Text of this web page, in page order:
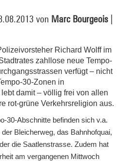
von Marc Bourgeois
Richard Wolff im
zahllose neue Tempo-
verfügt – nicht
30-Zonen in
damit – völlig frei von allen
rot-grüne Verkehrsreligion aus.
30-Abschnitte befinden sich v.a.
Bleicherweg, das Bahnhofquai,
die Saatlenstrasse. Zudem hat
am vergangenen Mittwoch